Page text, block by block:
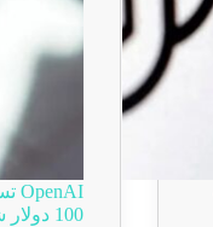
100 دولار شهريا